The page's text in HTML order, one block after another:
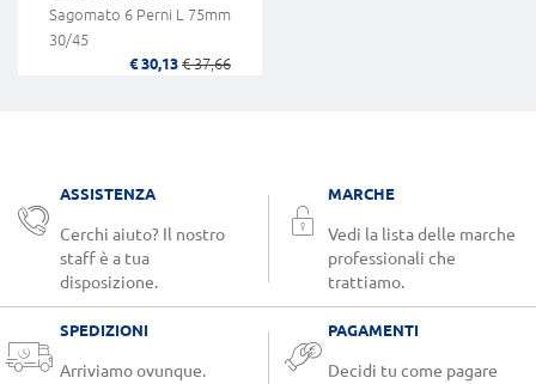
Sagomato 6 Perni L 75mm
30/45
€ 30,13 € 37,66
ASSISTENZA
Cerchi aiuto? Il nostro
staff è a tua
disposizione.
MARCHE
Vedi la lista delle marche
professionali che
trattiamo.
SPEDIZIONI
Arriviamo ovunque.
PAGAMENTI
Decidi tu come pagare